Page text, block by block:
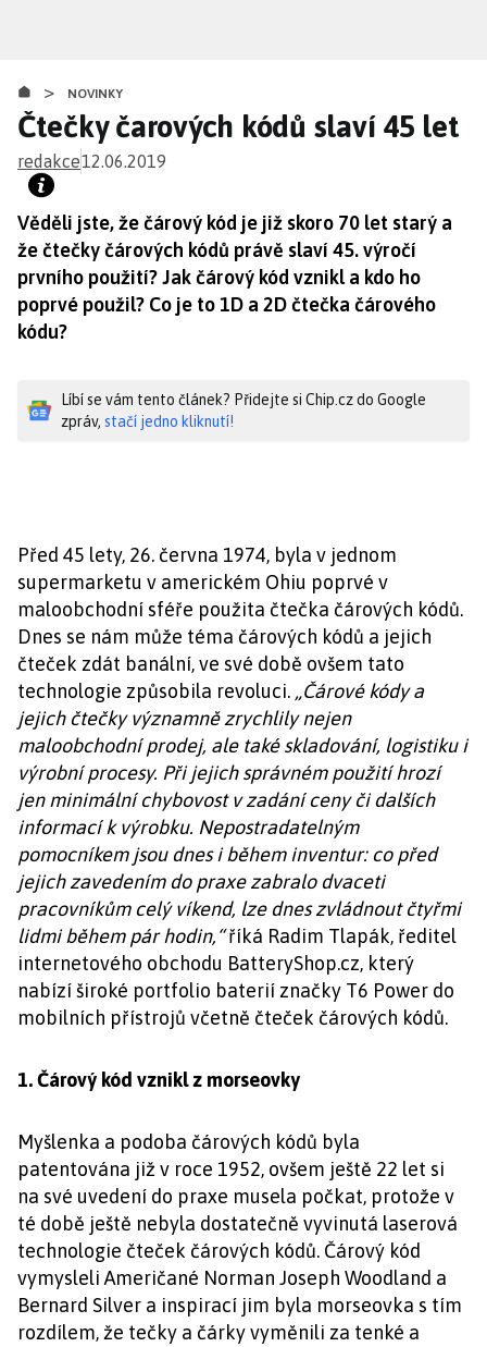
obsahu
> NOVINKY
Čtečky čarových kódů slaví 45 let
redakce12.06.2019
Věděli jste, že čárový kód je již skoro 70 let starý a
že čtečky čárových kódů právě slaví 45. výročí
prvního použití? Jak čárový kód vznikl a kdo ho
poprvé použil? Co je to 1D a 2D čtečka čárového
kódu?
Líbí se vám tento článek? Přidejte si Chip.cz do Google
zpráv, stačí jedno kliknutí!
Před 45 lety, 26. června 1974, byla v jednom
supermarketu v americkém Ohiu poprvé v
maloobchodní sféře použita čtečka čárových kódů.
Dnes se nám může téma čárových kódů a jejich
čteček zdát banální, ve své době ovšem tato
technologie způsobila revoluci. „Čárové kódy a
jejich čtečky významně zrychlily nejen
maloobchodní prodej, ale také skladování, logistiku i
výrobní procesy. Při jejich správném použití hrozí
jen minimální chybovost v zadání ceny či dalších
informací k výrobku. Nepostradatelným
pomocníkem jsou dnes i během inventur: co před
jejich zavedením do praxe zabralo dvaceti
pracovníkům celý víkend, lze dnes zvládnout čtyřmi
lidmi během pár hodin,“říká Radim Tlapák, ředitel
internetového obchodu BatteryShop.cz, který
nabízí široké portfolio baterií značky T6 Power do
mobilních přístrojů včetně čteček čárových kódů.
1. Čárový kód vznikl z morseovky
Myšlenka a podoba čárových kódů byla
patentována již v roce 1952, ovšem ještě 22 let si
na své uvedení do praxe musela počkat, protože v
té době ještě nebyla dostatečně vyvinutá laserová
technologie čteček čárových kódů. Čárový kód
vymysleli Američané Norman Joseph Woodland a
Bernard Silver a inspirací jim byla morseovka s tím
rozdílem, že tečky a čárky vyměnili za tenké a